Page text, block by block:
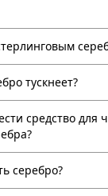
тускнеет?
средство для
серебро?